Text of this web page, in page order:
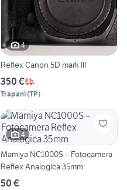
4
Reflex Canon 5D mark III
350 €
Trapani(TP)
4
Mamiya NC1000S – Fotocamera
Reflex Analogica 35mm
50 €